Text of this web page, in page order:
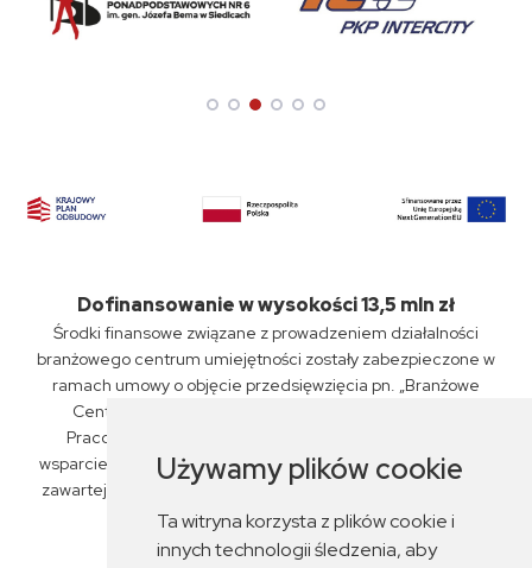
Używamy plików cookie
Ta witryna korzysta z plików cookie i
innych technologii śledzenia, aby
Dofinansowanie w wysokości 13,5 mln zł
Środki finansowe związane z prowadzeniem działalności
branżowego centrum umiejętności zostały zabezpieczone w
ramach umowy o objęcie przedsięwzięcia pn. „Branżowe
Centrum Umiejętności „PKP Intercity” S.A., Związku
Pracodawców Kolejowych oraz ZSP nr 6 w Siedlcach"
wsparciem z planu rozwojowego nr KPO/22/1/BCU/U/0029,
zawartej przez Miasto Siedlce z Fundacją Rozwoju Systemu
Edukacji dnia 14 czerwca 2023 r.